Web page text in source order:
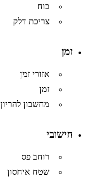
כוח
צריכת דלק
זמן
אזורי זמן
זמן
מחשבון להריון
חישובי
רוחב פס
שטח איחסון